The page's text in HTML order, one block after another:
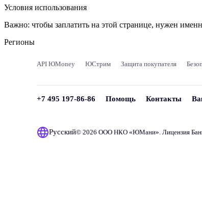
Условия использования
Важно: чтобы заплатить на этой странице, нужен
Регионы
API ЮMoney ЮСтрим Защита покупателя
+7 495 197-86-86 Помощь Контакты
Русский© 2026 ООО НКО «ЮМани». Лицензия